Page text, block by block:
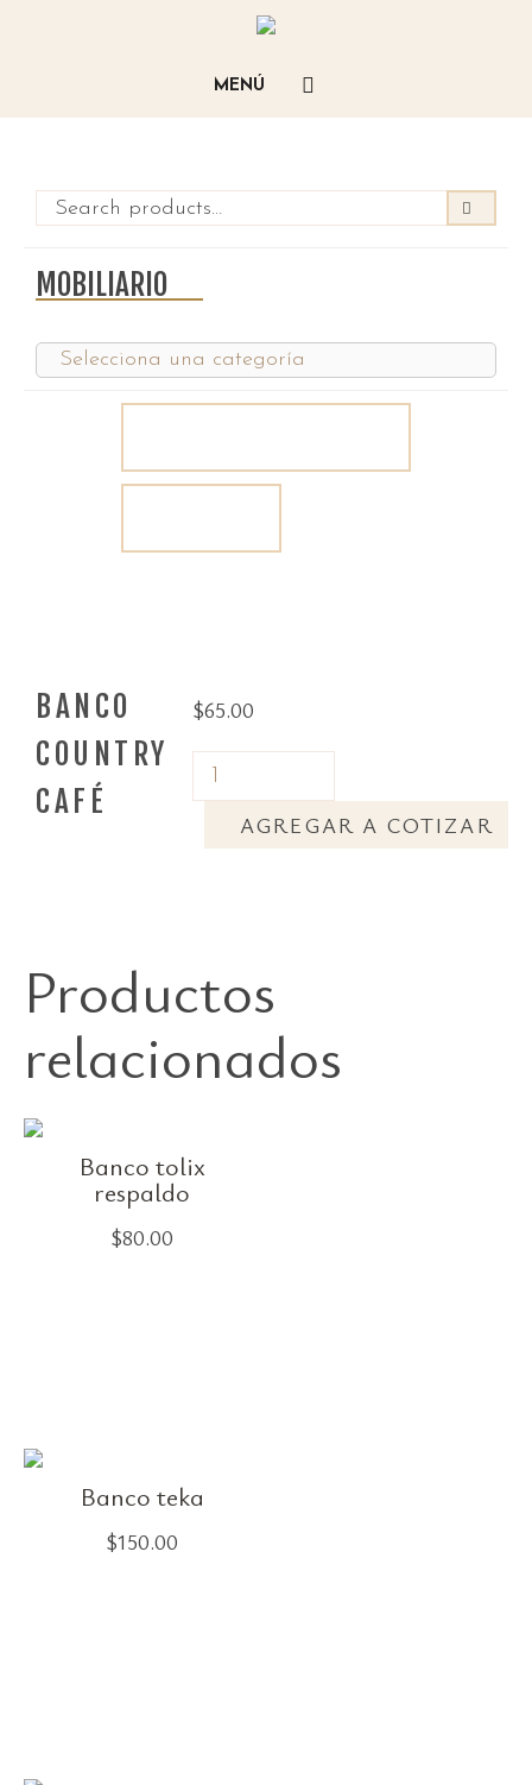
MOBILIARIO
BANCO
COUNTRY
CAFÉ
$65.00
AGREGAR A COTIZAR
Productos
relacionados
Banco tolix
respaldo
$80.00
Banco teka
$150.00